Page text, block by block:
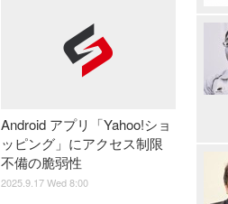
Android アプリ「Yahoo!ショ
ッピング」にアクセス制限
不備の脆弱性
2025.9.17 Wed 8:00